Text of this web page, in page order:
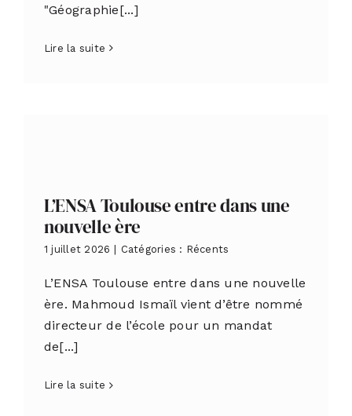
"Géographie[...]
Lire la suite
L’ENSA Toulouse entre dans une
nouvelle ère
1 juillet 2026 Catégories : Récents
L’ENSA Toulouse entre dans une nouvelle
ère. Mahmoud Ismaïl vient d’être nommé
directeur de l’école pour un mandat
de[...]
Lire la suite